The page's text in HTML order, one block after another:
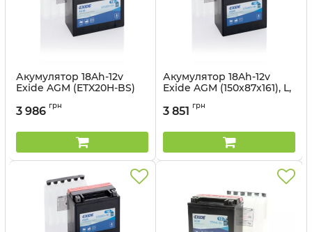
Акумулятор 18Ah-12v
Exide AGM (ETX20H-BS)
Артикул:
3 986 грн
Акумулятор 18Ah-12v
Exide AGM (150х87х161), L,
Артикул:
3 851 грн